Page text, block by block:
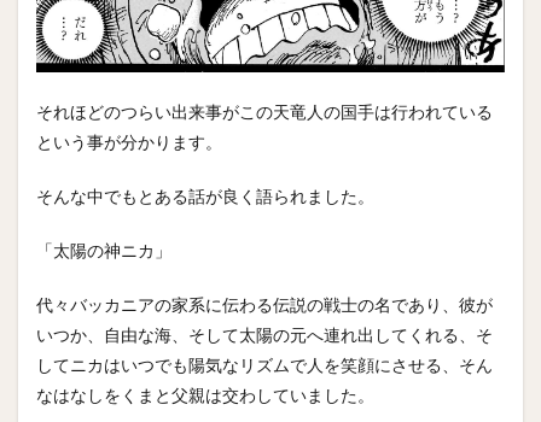
それほどのつらい出来事がこの天竜人の国手は行われている
という事が分かります。
そんな中でもとある話が良く語られました。
「太陽の神ニカ」
代々バッカニアの家系に伝わる伝説の戦士の名であり、彼が
いつか、自由な海、そして太陽の元へ連れ出してくれる、そ
してニカはいつでも陽気なリズムで人を笑顔にさせる、そん
なはなしをくまと父親は交わしていました。